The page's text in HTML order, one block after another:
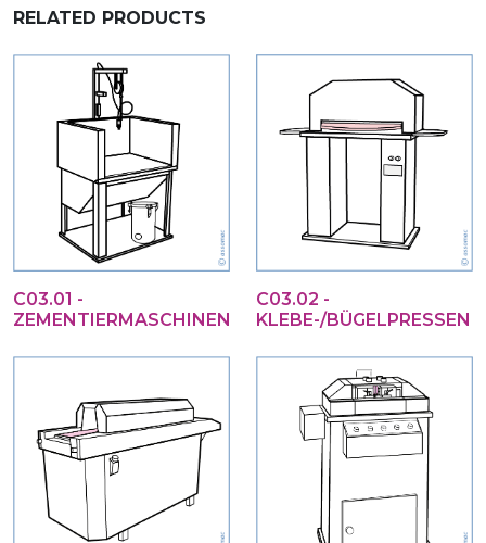
RELATED PRODUCTS
C03.01 -
ZEMENTIERMASCHINEN
C03.02 -
KLEBE-/BÜGELPRESSEN